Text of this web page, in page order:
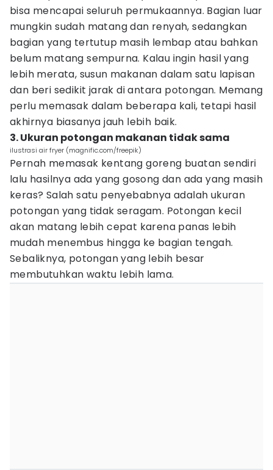
bisa mencapai seluruh permukaannya. Bagian luar
mungkin sudah matang dan renyah, sedangkan
bagian yang tertutup masih lembap atau bahkan
belum matang sempurna. Kalau ingin hasil yang
lebih merata, susun makanan dalam satu lapisan
dan beri sedikit jarak di antara potongan. Memang
perlu memasak dalam beberapa kali, tetapi hasil
akhirnya biasanya jauh lebih baik.
3. Ukuran potongan makanan tidak sama
ilustrasi air fryer (magnific.com/freepik)
Pernah memasak kentang goreng buatan sendiri
lalu hasilnya ada yang gosong dan ada yang masih
keras? Salah satu penyebabnya adalah ukuran
potongan yang tidak seragam. Potongan kecil
akan matang lebih cepat karena panas lebih
mudah menembus hingga ke bagian tengah.
Sebaliknya, potongan yang lebih besar
membutuhkan waktu lebih lama.